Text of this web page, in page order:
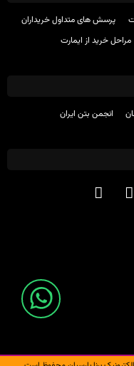
پرسش های متداول خریداران
مراحل خرید از ایمارت
انجمن بتن ایران